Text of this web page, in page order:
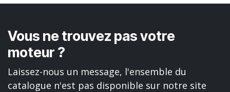
Vous ne trouvez pas votre
moteur ?
Laissez-nous un message, l'ensemble du
catalogue n'est pas disponible sur notre site